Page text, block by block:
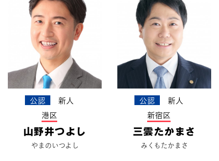
公認
新人
港区
山野井つよし
やまのいつよし
公認
新人
新宿区
三雲たかまさ
みくもたかまさ